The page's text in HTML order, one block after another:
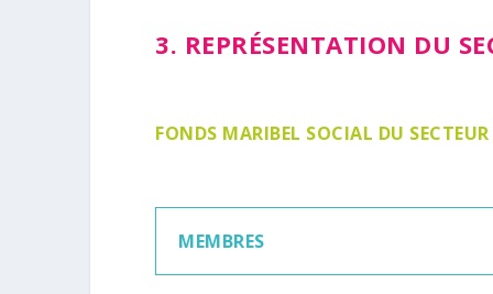
3. REPRÉSENTATION DU
FONDS MARIBEL SOCIAL DU
MEMBRES